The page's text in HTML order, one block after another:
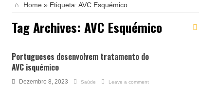
Home » Etiqueta: AVC Esquémico
Tag Archives: AVC Esquémico
Portugueses desenvolvem tratamento do
AVC isquémico
Dezembro 8, 2023 Saúde Leave a comment